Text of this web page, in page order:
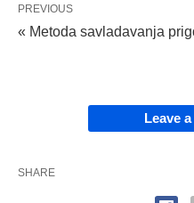
PREVIOUS
« Metoda savladavanja
Leave
SHARE